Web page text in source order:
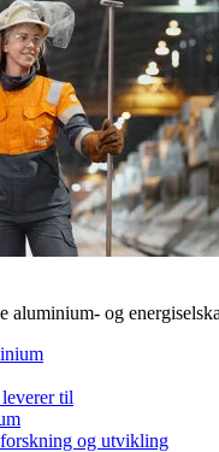
aluminium- og
til
og utvikling